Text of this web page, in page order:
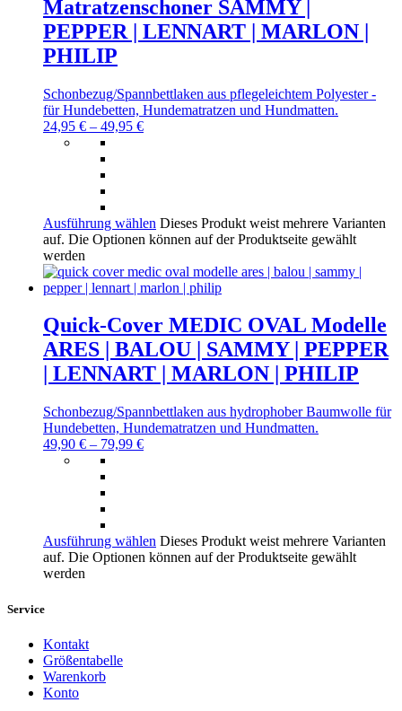
Matratzenschoner SAMMY |
PEPPER | LENNART | MARLON |
PHILIP
Schonbezug/Spannbettlaken aus pflegeleichtem Polyester -
für Hundebetten, Hundematratzen und Hundmatten.
24,95 € – 49,95 €
Ausführung wählen Dieses Produkt weist mehrere Varianten
auf. Die Optionen können auf der Produktseite gewählt
werden
Quick-Cover MEDIC OVAL Modelle
ARES | BALOU | SAMMY | PEPPER
| LENNART | MARLON | PHILIP
Schonbezug/Spannbettlaken aus hydrophober Baumwolle für
Hundebetten, Hundematratzen und Hundmatten.
49,90 € – 79,99 €
Ausführung wählen Dieses Produkt weist mehrere Varianten
auf. Die Optionen können auf der Produktseite gewählt
werden
Service
Kontakt
Größentabelle
Warenkorb
Konto